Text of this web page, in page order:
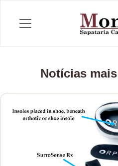
Notícias